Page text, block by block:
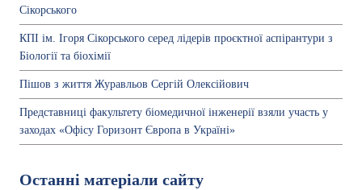
Сікорського
КПІ ім. Ігоря Сікорського серед лідерів проєктної аспірантури з
Біології та біохімії
Пішов з життя Журавльов Сергій Олексійович
Представниці факультету біомедичної інженерії взяли участь у
заходах «Офісу Горизонт Європа в Україні»
Останні матеріали сайту